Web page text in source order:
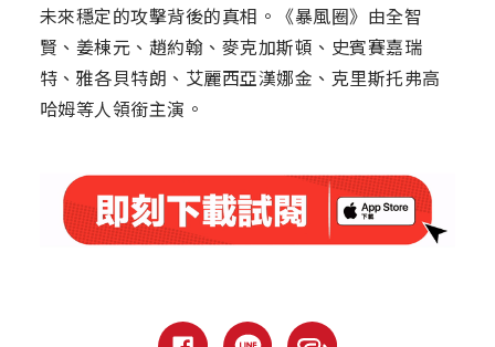
未來穩定的攻擊背後的真相。《暴風圈》由全智
賢、姜棟元、趙約翰、麥克加斯頓、史賓賽嘉瑞
特、雅各貝特朗、艾麗西亞漢娜金、克里斯托弗高
哈姆等人領銜主演。